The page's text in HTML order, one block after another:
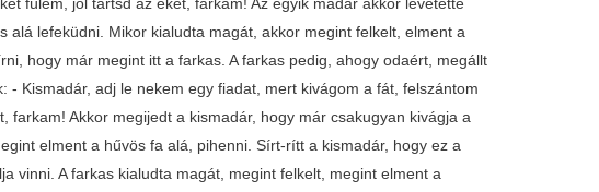
alá lefeküdni. Mikor kialudta magát, akkor megint felkelt, elment a
hogy már megint itt a farkas. A farkas pedig, ahogy odaért, megállt
Kismadár, adj le nekem egy fiadat, mert kivágom a fát, felszántom
Akkor megijedt a kismadár, hogy már csakugyan kivágja a
elment a hűvös fa alá, pihenni. Sírt-rítt a kismadár, hogy ez a
vinni. A farkas kialudta magát, megint felkelt, megint elment a